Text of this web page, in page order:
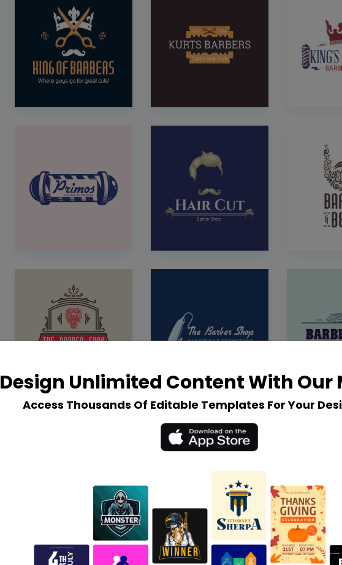
Design Unlimited Content With Our
Access Thousands Of Editable Templates For Your